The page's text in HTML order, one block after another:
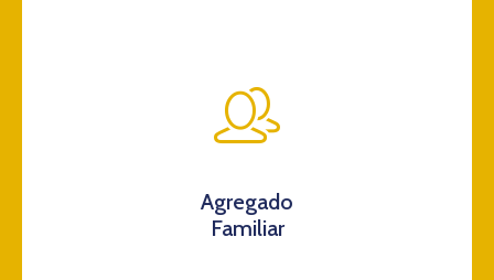
Agregado
Familiar